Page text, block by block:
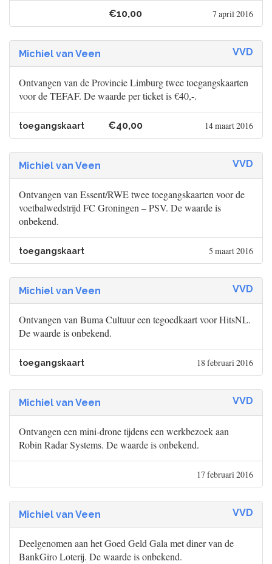
€10,00 7 april 2016
Michiel van Veen VVD
Ontvangen van de Provincie Limburg twee toegangskaarten
voor de TEFAF. De waarde per ticket is €40,-.
toegangskaart €40,00 14 maart 2016
Michiel van Veen VVD
Ontvangen van Essent/RWE twee toegangskaarten voor de
voetbalwedstrijd FC Groningen – PSV. De waarde is
onbekend.
toegangskaart 5 maart 2016
Michiel van Veen VVD
Ontvangen van Buma Cultuur een tegoedkaart voor HitsNL.
De waarde is onbekend.
toegangskaart 18 februari 2016
Michiel van Veen VVD
Ontvangen een mini-drone tijdens een werkbezoek aan
Robin Radar Systems. De waarde is onbekend.
17 februari 2016
Michiel van Veen VVD
Deelgenomen aan het Goed Geld Gala met diner van de
BankGiro Loterij. De waarde is onbekend.